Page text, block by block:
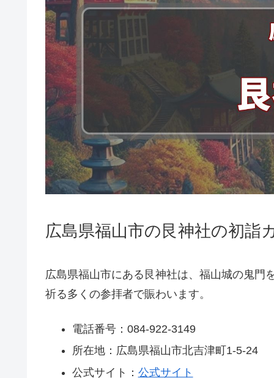
広島県福山市の艮神社の初詣
広島県福山市にある艮神社は、福山城の鬼門
祈る多くの参拝者で賑わいます。
電話番号：084-922-3149
所在地：広島県福山市北吉津町1-5-24
公式サイト： 公式サイト